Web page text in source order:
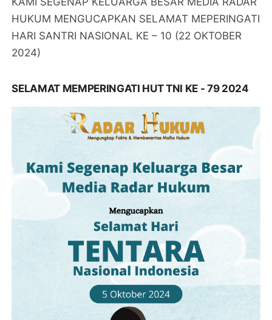
HUKUM MENGUCAPKAN SELAMAT MEPERINGATI
HARI SANTRI NASIONAL KE – 10 (22 OKTOBER
2024)
SELAMAT MEMPERINGATI HUT TNI KE - 79 2024